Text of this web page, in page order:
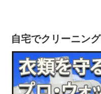
自宅でクリーニング